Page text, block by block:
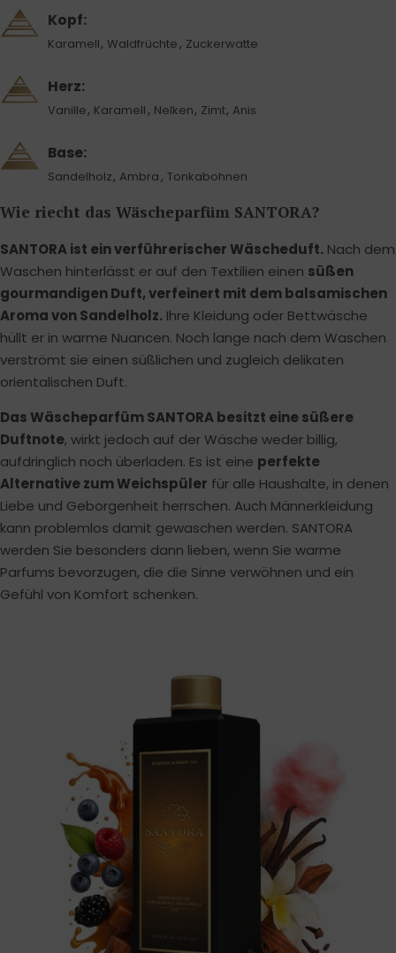
Kopf:
Karamell, Waldfrüchte , Zuckerwatte
Herz:
Vanille, Karamell , Nelken, Zimt, Anis
Base:
Sandelholz, Ambra , Tonkabohnen
Wie riecht das Wäscheparfüm SANTORA?
SANTORA ist ein verführerischer Wäscheduft. Nach dem
Waschen hinterlässt er auf den Textilien einen süßen
gourmandigen Duft, verfeinert mit dem balsamischen
Aroma von Sandelholz. Ihre Kleidung oder Bettwäsche
hüllt er in warme Nuancen. Noch lange nach dem Waschen
verströmt sie einen süßlichen und zugleich delikaten
orientalischen Duft.
Das Wäscheparfüm SANTORA besitzt eine süßere
Duftnote, wirkt jedoch auf der Wäsche weder billig,
aufdringlich noch überladen. Es ist eine perfekte
Alternative zum Weichspüler für alle Haushalte, in denen
Liebe und Geborgenheit herrschen. Auch Männerkleidung
kann problemlos damit gewaschen werden. SANTORA
werden Sie besonders dann lieben, wenn Sie warme
Parfums bevorzugen, die die Sinne verwöhnen und ein
Gefühl von Komfort schenken.